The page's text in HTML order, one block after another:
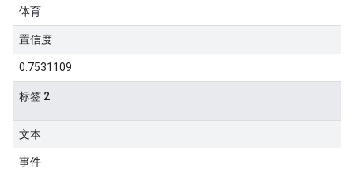
体育
置信度
0.7531109
标签 2
文本
事件